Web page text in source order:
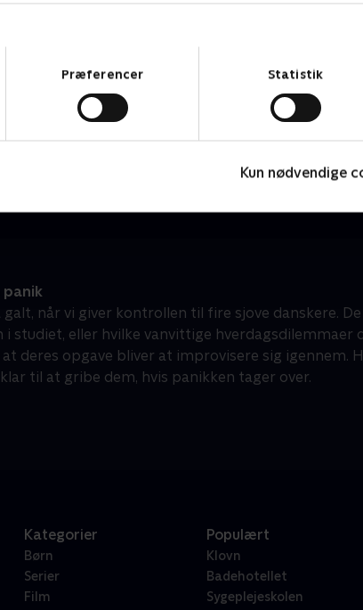
Præferencer Statistik
Kun nødvendige
panik
galt, når vi giver kontrollen til fire sjove danskere.
i studiet, eller hvilke vanvittige hverdagsdilemmaer
at deres opgave bliver at improvisere sig igennem.
klar til at gribe dem, hvis panikken tager over.
Kategorier
Børn
Serier
Film
Populært
Klovn
Badehotellet
Sygeplejeskolen